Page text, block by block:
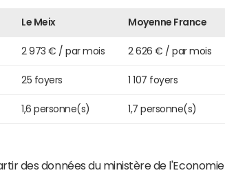
Le Meix Moyenne France
2 973 € / par mois 2 626 € / par mois
25 foyers 1 107 foyers
1,6 personne(s) 1,7 personne(s)
des données du ministère de l'Economie